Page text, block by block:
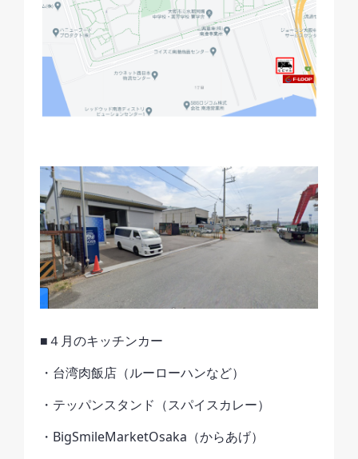
■４月のキッチンカー
・台湾肉飯店（ルーローハンなど）
・テッパンスタンド（スパイスカレー）
・BigSmileMarketOsaka（からあげ）